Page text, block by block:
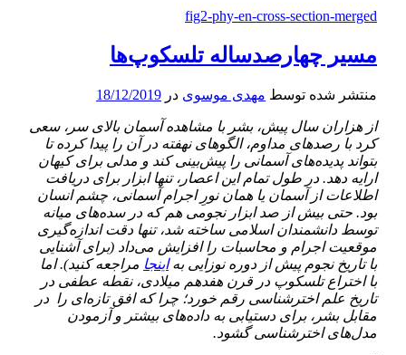
fig2-phy-en-cross-section-merged
مسیر چهارصد‌ساله تلسکوپ‌ها
منتشر شده توسط مهدی موسوی در 18/12/2019
از هزاران سال پیش، بشر با مشاهده آسمان بالای سر، سعی
کرد با رصدهای مداوم، الگوهای نهفته در آن را پیدا کرده تا
بتواند پدیده‌های آسمانی را پیش‌بینی کند و مدلی برای کیهان
ارايه دهد. در طول تمام این اعصار، تنها ابزار برای دریافت
اطلاعات از آسمان یا همان نورِ‌ اجرام آسمانی، چشم انسان
بود. حتی بیش از صد ابزار نجومی هم که در سده‌های میانه
توسط دانشمندان اسلامی ساخته شد، تنها دقت اندازه‌گیری
موقعیت اجرام و محاسبات را افزایش می‌داد (برای آشنایی
با تاریخ نجوم پیش از دوره نوزایی بهاینجا مراجعه کنید). اما
با اختراع تلسکوپ در قرن هفدهم میلادی، نقطه عطفی در
تاریخ علم اخترشناسی رقم خورد؛ چرا که افق تاز‌ه‌ای را در
مقابل بشر، برای دستیابی به داده‌های بیشتر و آزمودن
مدل‌های اخترشناسی گشود.